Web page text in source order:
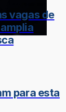
vagas de
para esta